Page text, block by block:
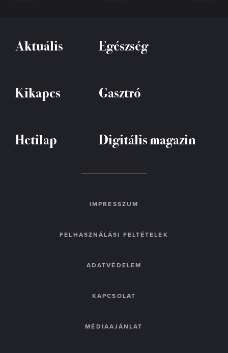
Aktuális Egészség
Kikapcs Gasztró
Hetilap Digitális magazin
IMPRESSZUM
FELHASZNÁLÁSI FELTÉTELEK
ADATVÉDELEM
KAPCSOLAT
MÉDIAAJÁNLAT